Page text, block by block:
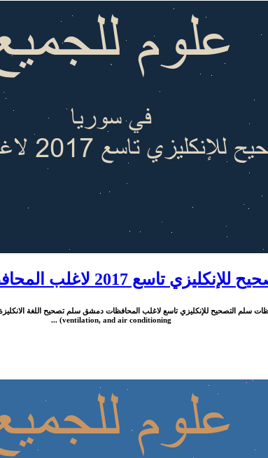
تاسع 2017 لاغلب المحافظات في سوريا
ventilation, and air conditioning) ...